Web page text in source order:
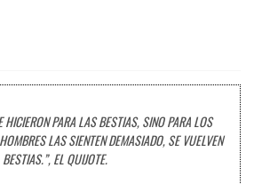
HICIERON PARA LAS BESTIAS, SINO PARA LOS
LAS SIENTEN DEMASIADO, SE VUELVEN
BESTIAS.”, EL QUIJOTE.